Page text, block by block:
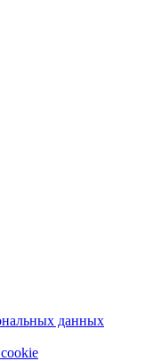
данных